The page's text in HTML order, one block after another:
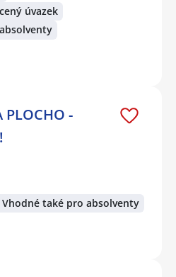
úvazek
PLOCHO -
Vhodné také pro absolventy